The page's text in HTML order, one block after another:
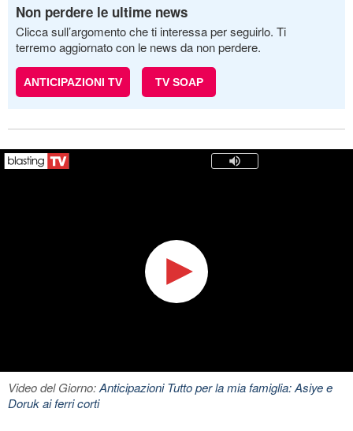
Non perdere le ultime news
Clicca sull’argomento che ti interessa per seguirlo. Ti
terremo aggiornato con le news da non perdere.
ANTICIPAZIONI TV TV SOAP
Video del Giorno:Anticipazioni Tutto per la mia famiglia: Asiye e
Doruk ai ferri corti